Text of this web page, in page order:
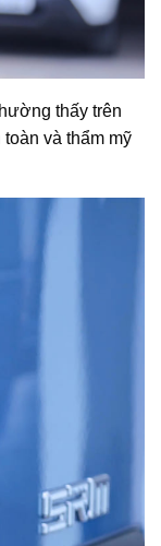
thấy trên
và thẩm mỹ